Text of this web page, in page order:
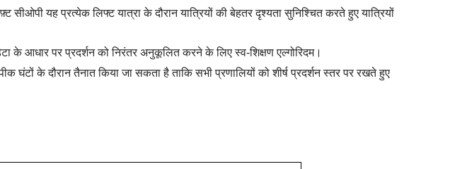
सीओपीयह प्रत्येक लिफ्ट यात्रा के दौरान यात्रियों की बेहतर दृश्यता सुनिश्चित करते हुए यात्रियों
के आधार पर प्रदर्शन को निरंतर अनुकूलित करने के लिए स्व-शिक्षण एल्गोरिदम।
घंटों के दौरान तैनात किया जा सकता है ताकि सभी प्रणालियों को शीर्ष प्रदर्शन स्तर पर रखते हुए